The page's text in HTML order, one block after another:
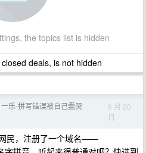
the topics list is hidden
deals, is not hidden
乐-拼写错误被自己蠢哭
6 月 20
日
民，注册了一个域名——